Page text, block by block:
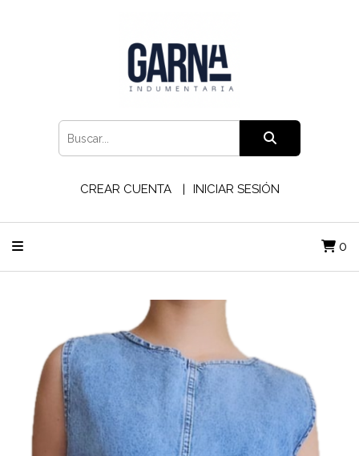
CREAR CUENTA INICIAR SESIÓN
0